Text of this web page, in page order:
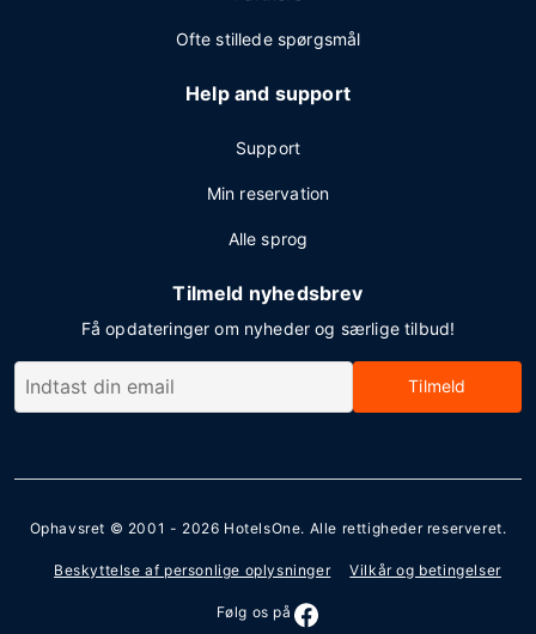
Ofte stillede spørgsmål
Help and support
Support
Min reservation
Alle sprog
Tilmeld nyhedsbrev
Få opdateringer om nyheder og særlige tilbud!
Tilmeld
Ophavsret © 2001 - 2026 HotelsOne. Alle rettigheder reserveret.
Beskyttelse af personlige oplysninger Vilkår og betingelser
Følg os på